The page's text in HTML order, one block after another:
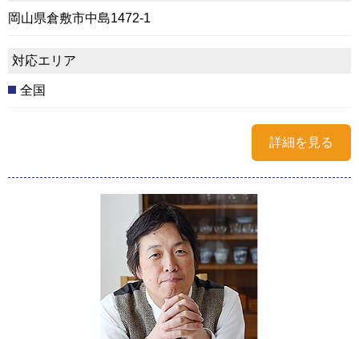
岡山県倉敷市中島1472-1
対応エリア
全国
詳細を見る